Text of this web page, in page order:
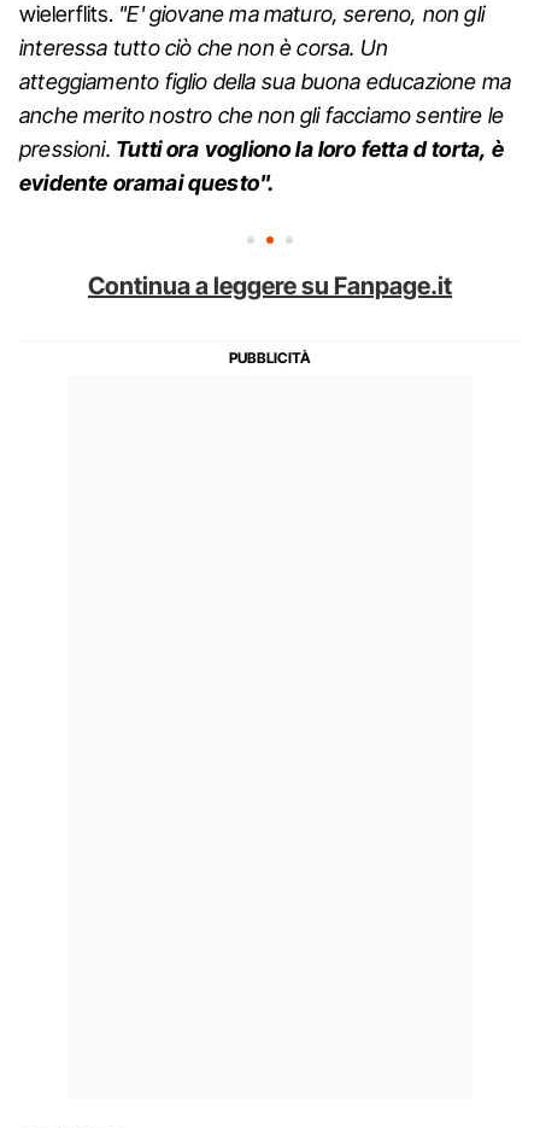
wielerflits. "E' giovane ma maturo, sereno, non gli
interessa tutto ciò che non è corsa. Un
atteggiamento figlio della sua buona educazione ma
anche merito nostro che non gli facciamo sentire le
pressioni. Tutti ora vogliono la loro fetta d torta, è
evidente oramai questo".
Continua a leggere su Fanpage.it